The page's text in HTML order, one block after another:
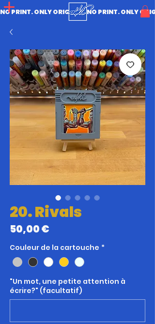
NO PRINT. ONLY ORIGINAL.
20. Rivals
50,00 €
Couleur de la cartouche *
"Un mot, une petite attention à
écrire?" (facultatif)